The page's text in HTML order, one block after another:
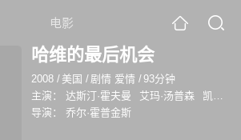
电影
哈维的最后机会
2008 / 美国 /剧情 爱情 /93分钟
主演：
达斯汀·霍夫曼 艾玛·汤普森
凯西·贝克
导演：
乔尔·霍普金斯